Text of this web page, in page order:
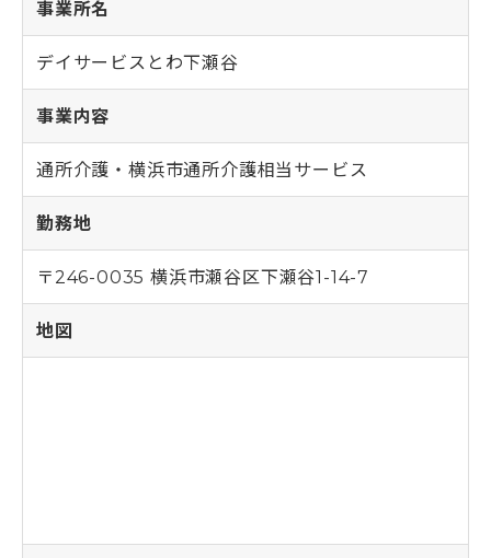
事業所名
デイサービスとわ下瀬谷
事業内容
通所介護・横浜市通所介護相当サービス
勤務地
〒246-0035 横浜市瀬谷区下瀬谷1-14-7
地図